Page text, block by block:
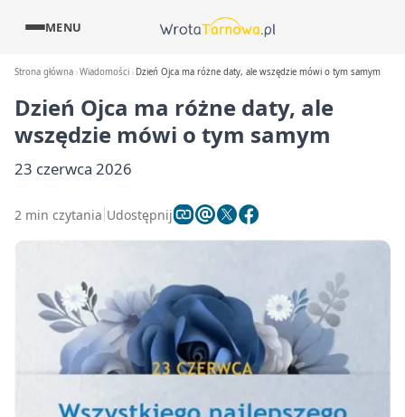
MENU
Strona główna Wiadomości Dzień Ojca ma różne daty, ale wszędzie mówi o tym samym
Dzień Ojca ma różne daty, ale
wszędzie mówi o tym samym
23 czerwca 2026
2 min czytania Udostępnij